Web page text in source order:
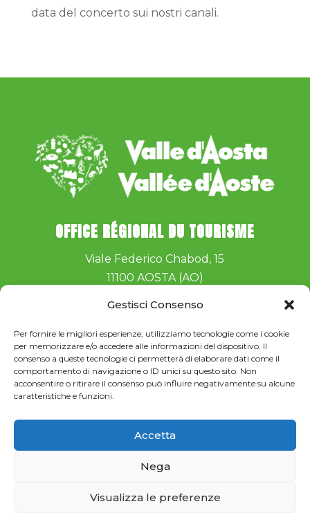
Gestisci Consenso
Per fornire le migliori esperienze, utilizziamo tecnologie come i cookie
per memorizzare e/o accedere alle informazioni del dispositivo. Il
consenso a queste tecnologie ci permetterà di elaborare dati come il
comportamento di navigazione o ID unici su questo sito. Non
acconsentire o ritirare il consenso può influire negativamente su alcune
caratteristiche e funzioni.
Accetta
Nega
Visualizza le preferenze
data del concerto sui nostri canali.
OFFICE RÉGIONAL DU TOURISME
Viale Federico Chabod, 15
11100 AOSTA (AO)
Privacy Policy–Cookie Policy